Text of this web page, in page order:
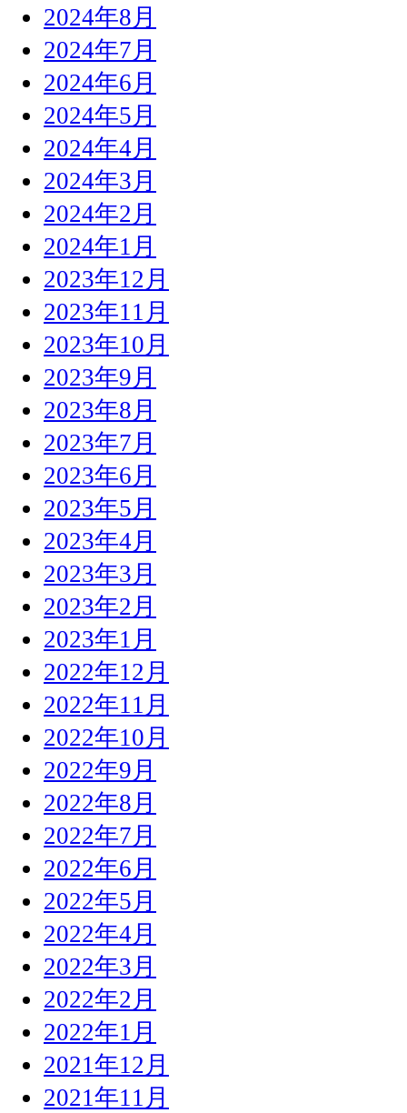
2024年8月
2024年7月
2024年6月
2024年5月
2024年4月
2024年3月
2024年2月
2024年1月
2023年12月
2023年11月
2023年10月
2023年9月
2023年8月
2023年7月
2023年6月
2023年5月
2023年4月
2023年3月
2023年2月
2023年1月
2022年12月
2022年11月
2022年10月
2022年9月
2022年8月
2022年7月
2022年6月
2022年5月
2022年4月
2022年3月
2022年2月
2022年1月
2021年12月
2021年11月